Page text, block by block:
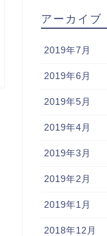
アーカイブ
2019年7月
2019年6月
2019年5月
2019年4月
2019年3月
2019年2月
2019年1月
2018年12月